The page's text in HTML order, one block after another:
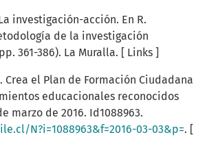
investigación-acción. En R.
de la investigación
361-386). La Muralla. [ Links ]
Crea el Plan de Formación Ciudadana
educacionales reconocidos
marzo de 2016. Id1088963.
N?i=1088963&f=2016-03-03&p=. [